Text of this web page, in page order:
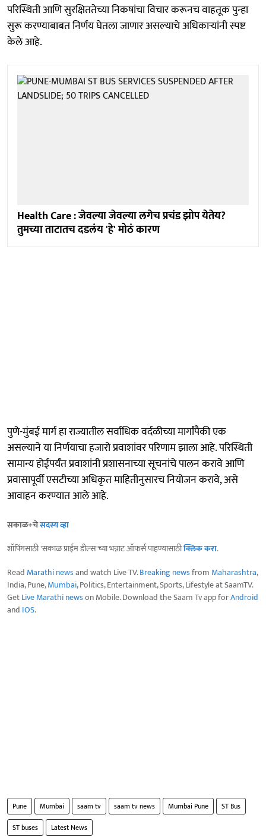
परिस्थिती आणि सुरक्षिततेच्या निकषांचा विचार करूनच वाहतूक पुन्हा
सुरू करण्याबाबत निर्णय घेतला जाणार असल्याचे अधिकाऱ्यांनी स्पष्ट
केले आहे.
Health Care : जेवल्या जेवल्या लगेच प्रचंड झोप येतेय?
तुमच्या ताटातच दडलंय 'हे' मोठं कारण
पुणे-मुंबई मार्ग हा राज्यातील सर्वाधिक वर्दळीच्या मार्गांपैकी एक
असल्याने या निर्णयाचा हजारो प्रवाशांवर परिणाम झाला आहे. परिस्थिती
सामान्य होईपर्यंत प्रवाशांनी प्रशासनाच्या सूचनांचे पालन करावे आणि
प्रवासापूर्वी एसटीच्या अधिकृत माहितीनुसारच नियोजन करावे, असे
आवाहन करण्यात आले आहे.
सकाळ+चेसदस्य व्हा
शॉपिंगसाठी 'सकाळ प्राईम डील्स'च्या भन्नाट ऑफर्स पाहण्यासाठीक्लिक करा.
Read Marathi newsand watch Live TV.Breaking newsfrom Maharashtra,
India, Pune,Mumbai, Politics, Entertainment, Sports, Lifestyle at SaamTV.
GetLive Marathi newson Mobile. Download the Saam Tv app forAndroid
and IOS.
Pune Mumbai saam tv saam tv news Mumbai Pune
ST Bus
ST buses
Latest News